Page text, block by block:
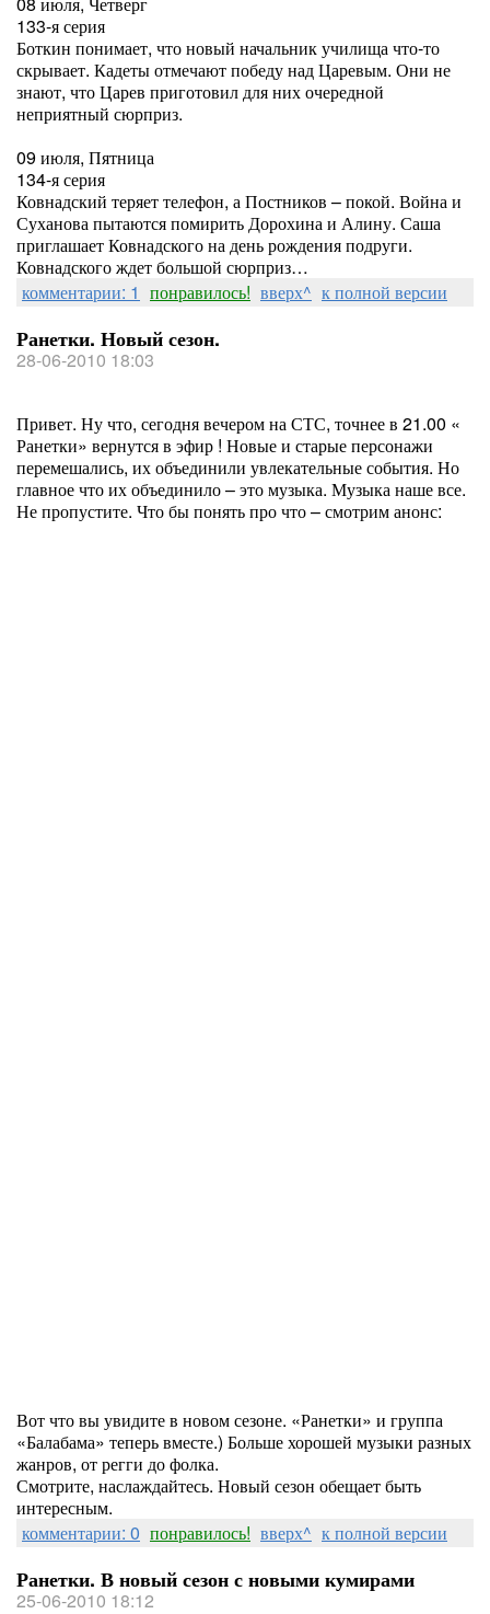
133-я серия
Боткин понимает, что новый начальник училища что-то
скрывает. Кадеты отмечают победу над Царевым. Они не
знают, что Царев приготовил для них очередной
неприятный сюрприз.
09 июля, Пятница
134-я серия
Ковнадский теряет телефон, а Постников – покой. Война и
Суханова пытаются помирить Дорохина и Алину. Саша
приглашает Ковнадского на день рождения подруги.
Ковнадского ждет большой сюрприз…
комментарии: 1 понравилось! вверх^ к полной версии
Ранетки. Новый сезон.
28-06-2010 18:03
Привет. Ну что, сегодня вечером на СТС, точнее в 21.00 «
Ранетки» вернутся в эфир ! Новые и старые персонажи
перемешались, их объединили увлекательные события. Но
главное что их объединило – это музыка. Музыка наше все.
Не пропустите. Что бы понять про что – смотрим анонс:
Вот что вы увидите в новом сезоне. «Ранетки» и группа
«Балабама» теперь вместе.) Больше хорошей музыки разных
жанров, от регги до фолка.
Смотрите, наслаждайтесь. Новый сезон обещает быть
интересным.
комментарии: 0 понравилось! вверх^ к полной версии
Ранетки. В новый сезон с новыми кумирами
25-06-2010 18:12